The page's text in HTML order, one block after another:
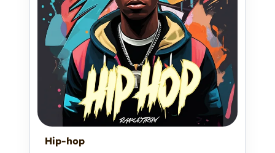
Hip-hop